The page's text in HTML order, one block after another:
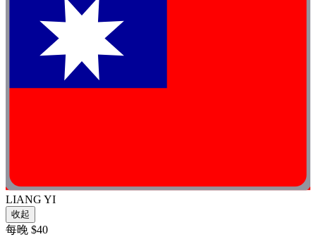
LIANG YI
收起
每晚 $40